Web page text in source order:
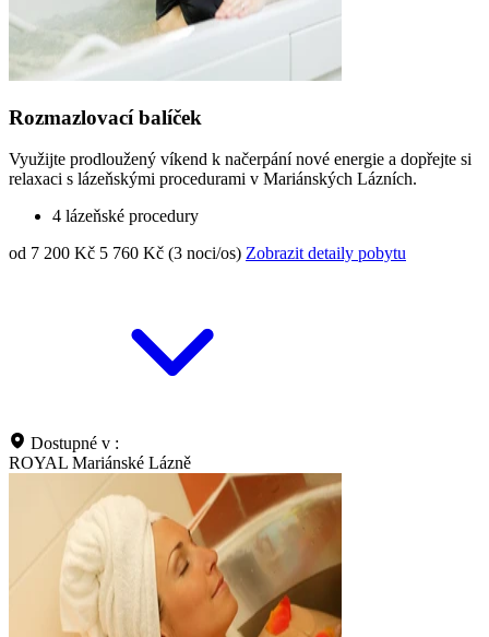
Rozmazlovací balíček
Využijte prodloužený víkend k načerpání nové energie a dopřejte si
relaxaci s lázeňskými procedurami v Mariánských Lázních.
4 lázeňské procedury
od 7 200 Kč 5 760 Kč (3 noci/os) Zobrazit detaily pobytu
Dostupné v :
ROYAL Mariánské Lázně